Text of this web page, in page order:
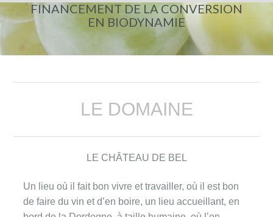
FINANCEMENT DE LA CONVERSION
EN BIODYNAMIE
LE DOMAINE
LE CHÂTEAU DE BEL
Un lieu où il fait bon vivre et travailler, où il est bon
de faire du vin et d’en boire, un lieu accueillant, en